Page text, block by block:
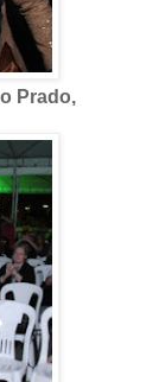
Prado,